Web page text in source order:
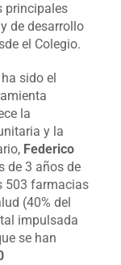
principales
de desarrollo
el Colegio.
sido el
la
y la
Federico
de 3 años de
503 farmacias
(40% del
impulsada
se han